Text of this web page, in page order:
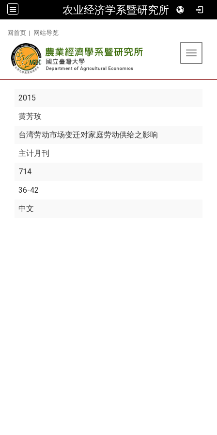
农业经济学系暨研究所
回首页 | 网站导览
Toggle
2015
黄芳玫
台湾劳动市场变迁对家庭劳动供给之影响
主计月刊
714
36-42
中文